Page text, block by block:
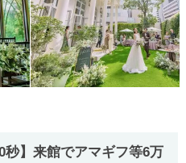
秒】来館でアマギフ等6万